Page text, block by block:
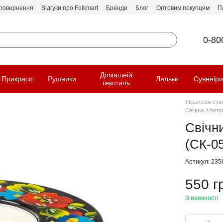
Відгуки про Folkmart Бренди Блог Оптовим покупцям
0-
Прикраси Рушники
Домашній
текстиль
Ляльки Сувеніри
Українські
Свічник з
(СК-
Артикул:
550
В наявності